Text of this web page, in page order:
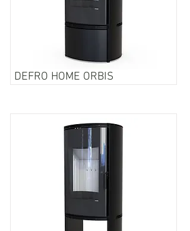
DEFRO HOME ORBIS